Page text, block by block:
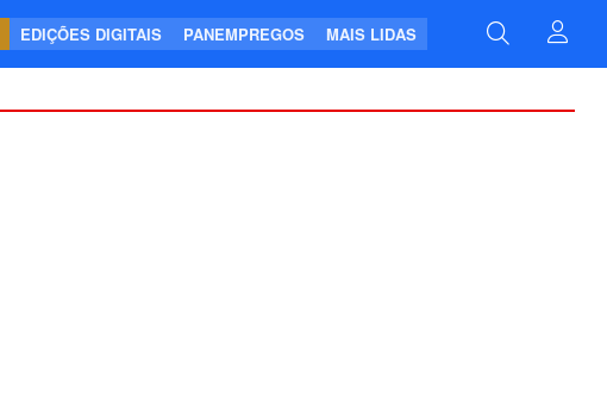
EDIÇÕES DIGITAIS PANEMPREGOS MAIS LIDAS